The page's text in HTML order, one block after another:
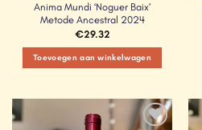
Anima Mundi ‘Noguer Baix’
Metode Ancestral 2024
€29.32
Toevoegen aan winkelwagen